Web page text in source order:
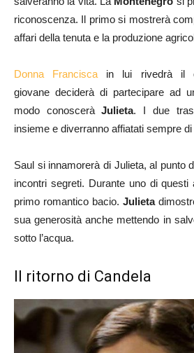
riconoscenza. Il primo si mostrerà
affari della tenuta e la produzione
Donna Franciscain lui rivedrà il
giovane deciderà di partecipare ad
modo conosceràJulieta. I due
insieme e diverranno affiatati sempre di
Saul si innamorerà di Julieta, al punto
incontri segreti. Durante uno di
primo romantico bacio. Julieta
sua generosità anche mettendo in
sotto l’acqua.
Il ritorno di Candela